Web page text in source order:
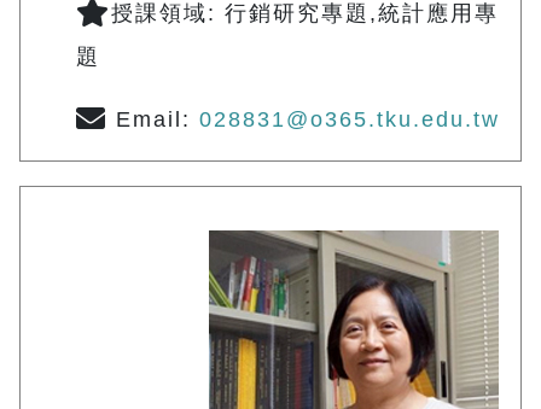
授課領域: 行銷研究專題,統計應用專
題
Email: 028831@o365.tku.edu.tw